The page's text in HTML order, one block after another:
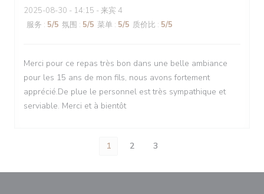
2025-08-30 - 14:15 - 来宾 4
服务 : 5/5 氛围 : 5/5 菜单 : 5/5 质价比 : 5/5
Merci pour ce repas très bon dans une belle ambiance
pour les 15 ans de mon fils, nous avons fortement
apprécié.De plue le personnel est très sympathique et
serviable. Merci et à bientôt
1 2 3